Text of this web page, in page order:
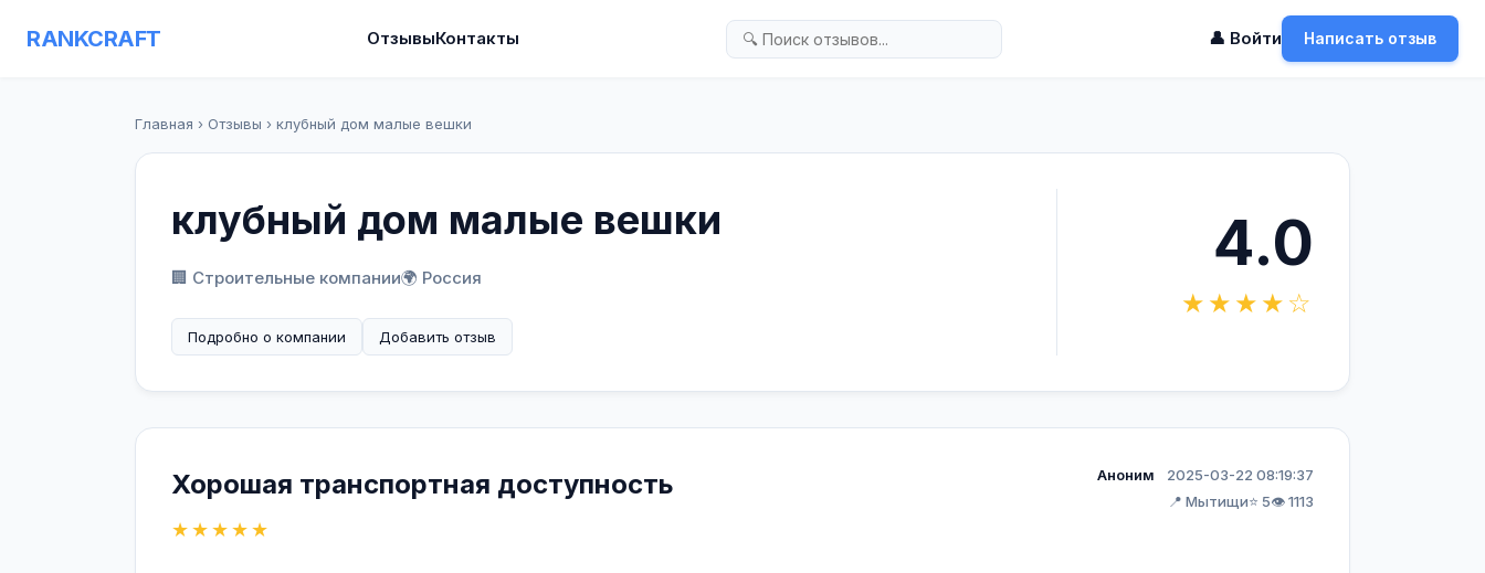
RANKCRAFT ОтзывыКонтакты 👤 Войти Написать отзыв
Главная › Отзывы › клубный дом малые вешки
клубный дом малые вешки
🏢 Строительные компании🌍 Россия
Подробно о компании Добавить отзыв
4.0
★★★★☆
Хорошая транспортная доступность
★★★★★
Аноним
2025-03-22 08:19:37
📍 Мытищи⭐ 5👁️ 1113